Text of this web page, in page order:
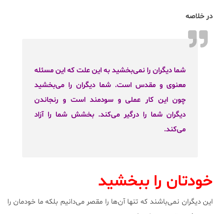
در خلاصه
شما دیگران را نمی‌بخشید به این علت که این مسئله
معنوی و مقدس است. شما دیگران را می‌بخشید
چون این کار عملی و سودمند است و رنجاندن
دیگران شما را درگیر می‌کند. بخشش شما را آزاد
می‌کند.
خودتان را ببخشید
این دیگران نمی‌باشند که تنها آن‌ها ‌را مقصر می‌دانیم بلکه ما خودمان را